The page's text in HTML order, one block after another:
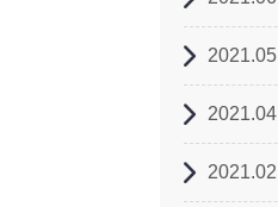
2021.05
2021.04
2021.02